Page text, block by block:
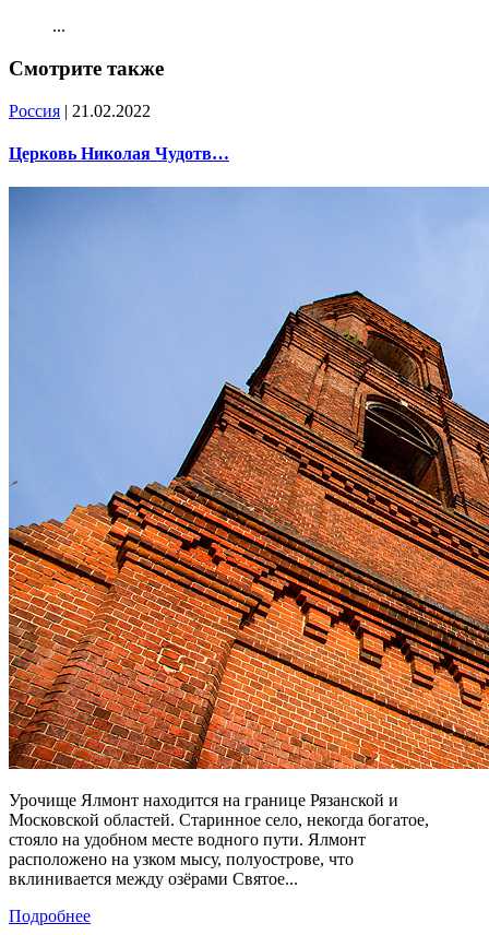
...
Смотрите также
Россия | 21.02.2022
Церковь Николая Чудотв…
Урочище Ялмонт находится на границе Рязанской и
Московской областей. Старинное село, некогда богатое,
стояло на удобном месте водного пути. Ялмонт
расположено на узком мысу, полуострове, что
вклинивается между озёрами Святое...
Подробнее